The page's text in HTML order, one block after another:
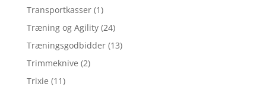
Transportkasser (1)
Træning og Agility (24)
Træningsgodbidder (13)
Trimmeknive (2)
Trixie (11)